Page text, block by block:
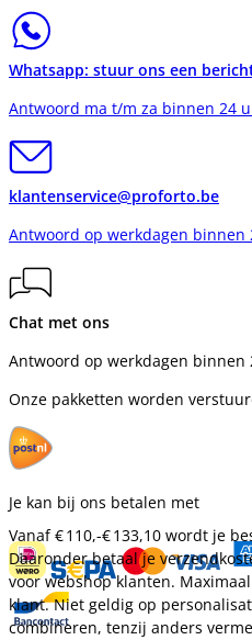
Whatsapp: stuur ons een
Antwoord ma t/m za binnen 24
klantenservice@proforto.be
Antwoord op werkdagen binnen
Chat met ons
Antwoord op werkdagen binnen
Onze pakketten worden
Je kan bij ons betalen met
Vanaf€ 110,-€ 133,10 wordt je
Daaronder betaal je
voor webshop klanten.
klant. Niet geldig op
combineren, tenzij anders